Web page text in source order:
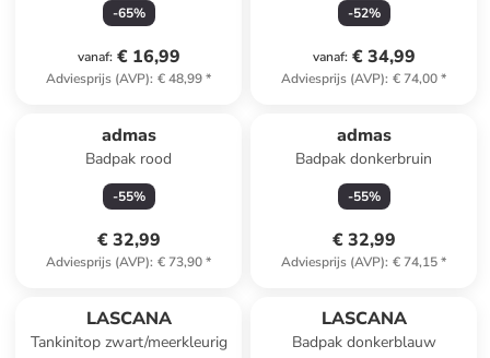
-65%
vanaf: € 16,99
Adviesprijs (AVP): € 48,99*
-52%
vanaf: € 34,99
Adviesprijs (AVP): € 74,00*
admas
Badpak rood
-55%
€ 32,99
Adviesprijs (AVP): € 73,90*
admas
Badpak donkerbruin
-55%
€ 32,99
Adviesprijs (AVP): € 74,15*
LASCANA
Tankinitop zwart/meerkleurig
LASCANA
Badpak donkerblauw